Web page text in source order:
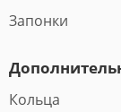
Запонки
Кольца